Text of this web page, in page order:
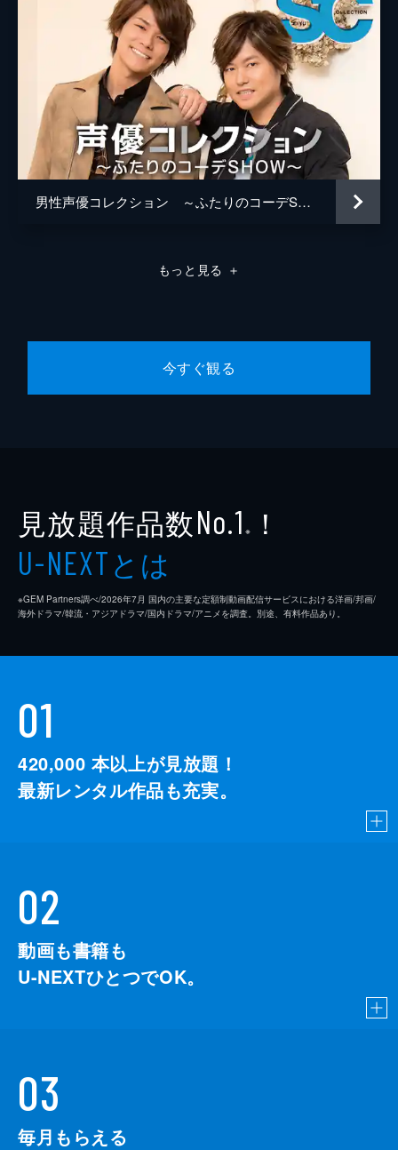
男性声優コレクション ～ふたりのコーデSHOW～
もっと見る ＋
今すぐ観る
見放題作品数No.1 ※ ！
U-NEXTとは
※GEM Partners調べ/2026年7⽉ 国内の主要な定額制動画配信サービスにおける洋画/邦画/
海外ドラマ/韓流・アジアドラマ/国内ドラマ/アニメを調査。別途、有料作品あり。
01
420,000 本以上が見放題！
最新レンタル作品も充実。
02
動画も書籍も
U-NEXTひとつでOK。
03
毎月もらえる